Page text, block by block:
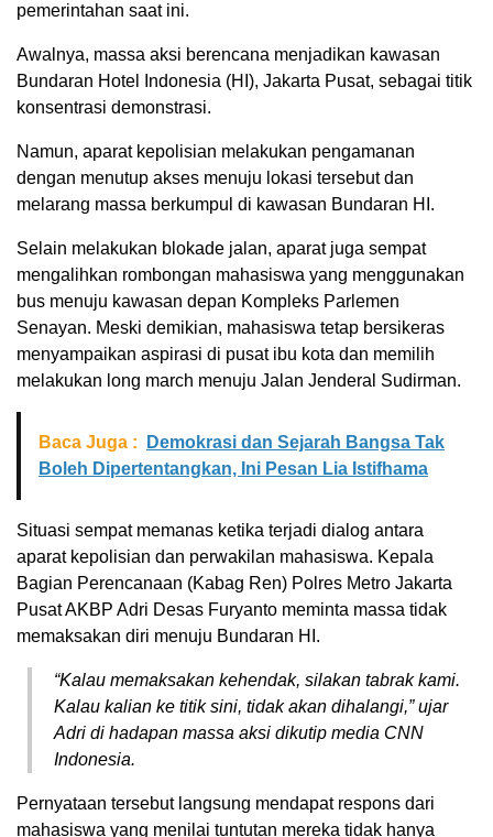
pemerintahan saat ini.
Awalnya, massa aksi berencana menjadikan kawasan
Bundaran Hotel Indonesia (HI), Jakarta Pusat, sebagai titik
konsentrasi demonstrasi.
Namun, aparat kepolisian melakukan pengamanan
dengan menutup akses menuju lokasi tersebut dan
melarang massa berkumpul di kawasan Bundaran HI.
Selain melakukan blokade jalan, aparat juga sempat
mengalihkan rombongan mahasiswa yang menggunakan
bus menuju kawasan depan Kompleks Parlemen
Senayan. Meski demikian, mahasiswa tetap bersikeras
menyampaikan aspirasi di pusat ibu kota dan memilih
melakukan long march menuju Jalan Jenderal Sudirman.
Baca Juga :
Demokrasi dan Sejarah Bangsa Tak
Boleh Dipertentangkan, Ini Pesan Lia Istifhama
Situasi sempat memanas ketika terjadi dialog antara
aparat kepolisian dan perwakilan mahasiswa. Kepala
Bagian Perencanaan (Kabag Ren) Polres Metro Jakarta
Pusat AKBP Adri Desas Furyanto meminta massa tidak
memaksakan diri menuju Bundaran HI.
“Kalau memaksakan kehendak, silakan tabrak kami.
Kalau kalian ke titik sini, tidak akan dihalangi,” ujar
Adri di hadapan massa aksi dikutip media CNN
Indonesia.
Pernyataan tersebut langsung mendapat respons dari
mahasiswa yang menilai tuntutan mereka tidak hanya